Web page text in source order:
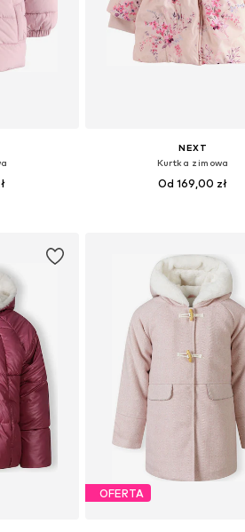
NEXT
Kurtka zimowa
Od 169,00 zł
OFERTA